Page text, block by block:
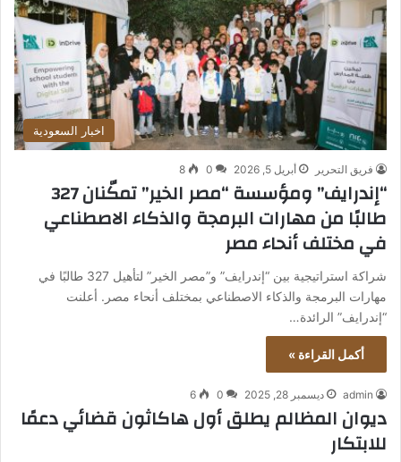
اخبار السعودية
فريق التحرير أبريل 5, 2026 0
8
“إندرايف” ومؤسسة “مصر الخير” تمكّنان 327
طالبًا من مهارات البرمجة والذكاء الاصطناعي
في مختلف أنحاء مصر
شراكة استراتيجية بين “إندرايف” و”مصر الخير” لتأهيل 327 طالبًا في
مهارات البرمجة والذكاء الاصطناعي بمختلف أنحاء مصر. أعلنت
“إندرايف” الرائدة…
أكمل القراءة »
admin ديسمبر 28, 2025 0
6
ديوان المظالم يطلق أول هاكاثون قضائي دعمًا
للابتكار